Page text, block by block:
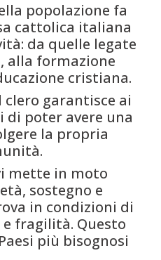
popolazione fa
cattolica italiana
da quelle legate
alla formazione
cristiana.
garantisce ai
di poter avere una
la propria
mette in moto
sostegno e
in condizioni di
fragilità. Questo
più bisognosi